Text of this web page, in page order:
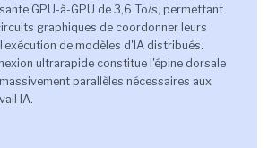
GPU-à-GPU de 3,6 To/s, permettant
graphiques de coordonner leurs
de modèles d'IA distribués.
ultrarapide constitue l'épine dorsale
parallèles nécessaires aux
IA.